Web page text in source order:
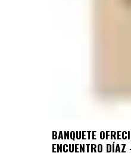
BANQUETE
ENCUENTRO